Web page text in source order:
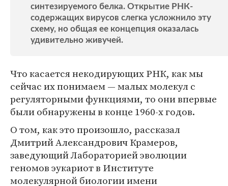
синтезируемого белка. Открытие РНК-
содержащих вирусов слегка усложнило эту
схему, но общая ее концепция оказалась
удивительно живучей.
Что касается некодирующих РНК, как мы
сейчас их понимаем — малых молекул с
регуляторными функциями, то они впервые
были обнаружены в конце 1960-х годов.
О том, как это произошло, рассказал
Дмитрий Александрович Крамеров,
заведующий Лабораторией эволюции
геномов эукариот в Институте
молекулярной биологии имени